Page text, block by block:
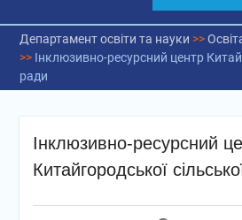
Департамент освіти та науки >>
>> Інклюзивно-ресурсний центр
ради
Інклюзивно-ресурсний
Китайгородської